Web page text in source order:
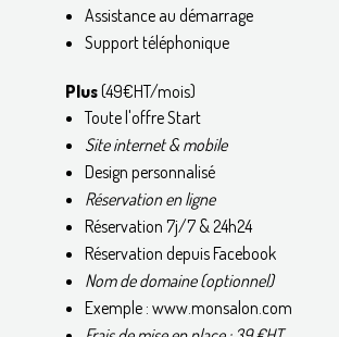
Assistance au démarrage
Support téléphonique
Plus(49€HT/mois)
Toute l'offre Start
Site internet & mobile
Design personnalisé
Réservation en ligne
Réservation 7j/7 & 24h24
Réservation depuis Facebook
Nom de domaine (optionnel)
Exemple : www.monsalon.com